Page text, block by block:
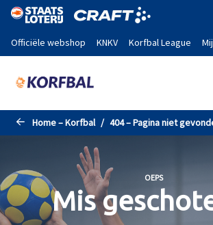
Naar de hoofdinhoud gaan
Officiële webshop KNKV Korfbal League
Home – Korfbal 404 – Pagina niet
OEPS
Mis